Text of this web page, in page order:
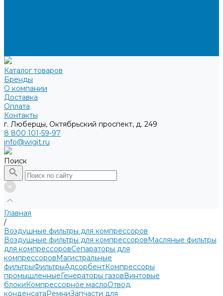
Каталог товаров
Бренды
О компании
Доставка
Оплата
Контакты
г. Люберцы, Октябрьский проспект, д. 249
8 800 101-59-97
info@wigit.ru
Поиск
Главная
/
Воздушные фильтры для компрессоров
Воздушные фильтры для компрессоровМасляные фильтры
для компрессоровСепараторы для
компрессоровМагистральные
фильтрыФильтрыАдсорбентКомпрессоры
промышленныеГенераторы газовВинтовые
блокиКомпрессорное маслоОтвод
конденсатаРемниЗапчасти для